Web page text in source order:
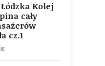
Kolej
cały
cz.1